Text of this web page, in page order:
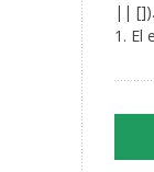
||
1. El